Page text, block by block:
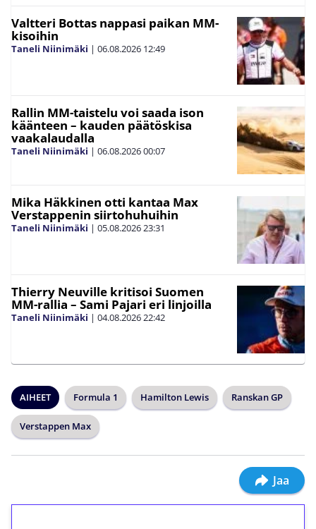
Valtteri Bottas nappasi paikan MM-
kisoihin
Taneli Niinimäki | 06.08.2026 12:49
Rallin MM-taistelu voi saada ison
käänteen – kauden päätöskisa
vaakalaudalla
Taneli Niinimäki | 06.08.202600:07
Mika Häkkinen otti kantaa Max
Verstappenin siirtohuhuihin
Taneli Niinimäki | 05.08.202623:31
Thierry Neuville kritisoi Suomen
MM-rallia – Sami Pajari eri linjoilla
Taneli Niinimäki | 04.08.202622:42
AIHEET Formula 1 Hamilton Lewis Ranskan GP
Verstappen Max
Jaa